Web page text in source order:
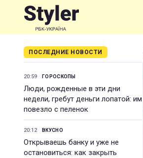
ПОСЛЕДНИЕ НОВОСТИ
20:59 ГОРОСКОПЫ
Люди, рожденные в эти дни
недели, гребут деньги лопатой: им
повезло с пеленок
20:12 ВКУСНО
Открываешь банку и уже не
остановиться: как закрыть